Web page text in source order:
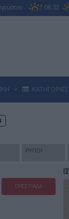
06:32
ΚΑΤΗΓΟΡΙΕΣ
ΡΥΠΟΙ
ΟΡΕΣΤΙΑΔΑ